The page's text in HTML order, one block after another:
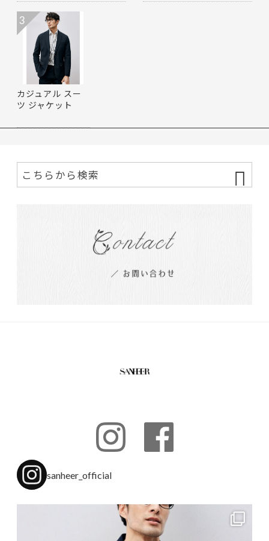
カジュアル スー
ツ ジャケット
3
sanheer_official